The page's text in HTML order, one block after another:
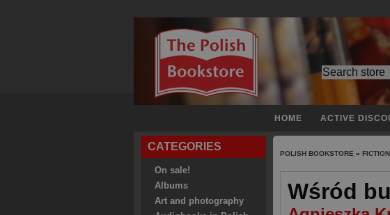
HOME ACTIVE
CATEGORIES
On sale!
Albums
Art and photography
POLISH BOOKSTORE » FICTION
Wśród